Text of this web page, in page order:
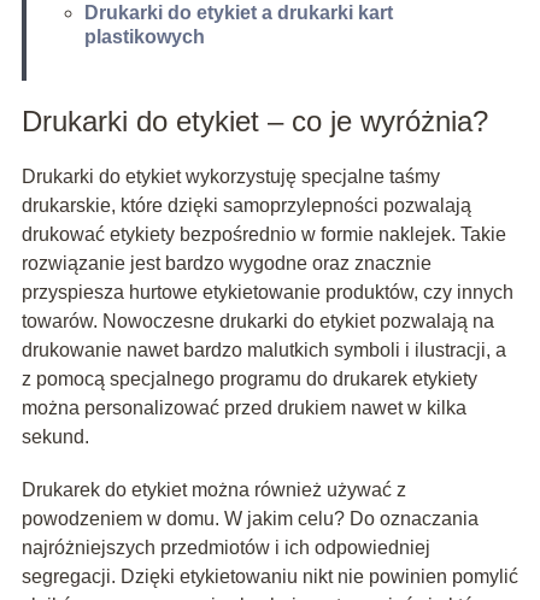
Drukarki do etykiet a drukarki kart
plastikowych
Drukarki do etykiet – co je wyróżnia?
Drukarki do etykiet wykorzystuję specjalne taśmy
drukarskie, które dzięki samoprzylepności pozwalają
drukować etykiety bezpośrednio w formie naklejek. Takie
rozwiązanie jest bardzo wygodne oraz znacznie
przyspiesza hurtowe etykietowanie produktów, czy innych
towarów. Nowoczesne drukarki do etykiet pozwalają na
drukowanie nawet bardzo malutkich symboli i ilustracji, a
z pomocą specjalnego programu do drukarek etykiety
można personalizować przed drukiem nawet w kilka
sekund.
Drukarek do etykiet można również używać z
powodzeniem w domu. W jakim celu? Do oznaczania
najróżniejszych przedmiotów i ich odpowiedniej
segregacji. Dzięki etykietowaniu nikt nie powinien pomylić